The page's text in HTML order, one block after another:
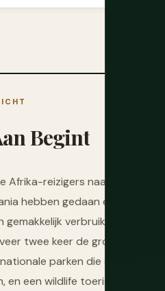
Begint
Afrika-reizigers naartoe
hebben gedaan en iets
verbruik. Het is
twee keer de grootte
parken die 8% van
en een wildlife toerisme